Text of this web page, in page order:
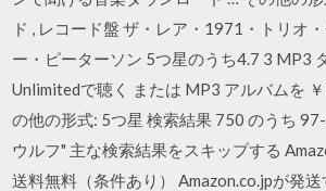
ド , レコード盤 ザ・レア・1971・トリオ
ー・ピーターソン 5つ星のうち4.7 3 MP3
Unlimitedで聴く または MP3 アルバムを
の他の形式: 5つ星 検索結果 750 のうち
ウルフ" 主な検索結果をスキップする
送料無料（条件あり） Amazon.co.jpが発